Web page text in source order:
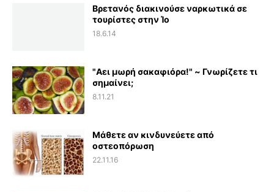
Βρετανός διακινούσε ναρκωτικά σε
τουρίστες στην Ίο
18.6.14
"Αει μωρή σακαφιόρα!" ~ Γνωρίζετε τι
σημαίνει;
8.11.21
Μάθετε αν κινδυνεύετε από
οστεοπόρωση
22.11.16